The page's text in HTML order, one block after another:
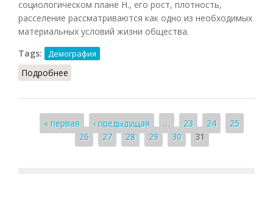
социологическом плане Н., его рост, плотность,
расселение рассматриваются как одно из необходимых
материальных условий жизни общества.
Tags:
Демография
Подробнее
Страницы
« первая ‹ предыдущая … 23 24
25
26
27 28 29 30 31